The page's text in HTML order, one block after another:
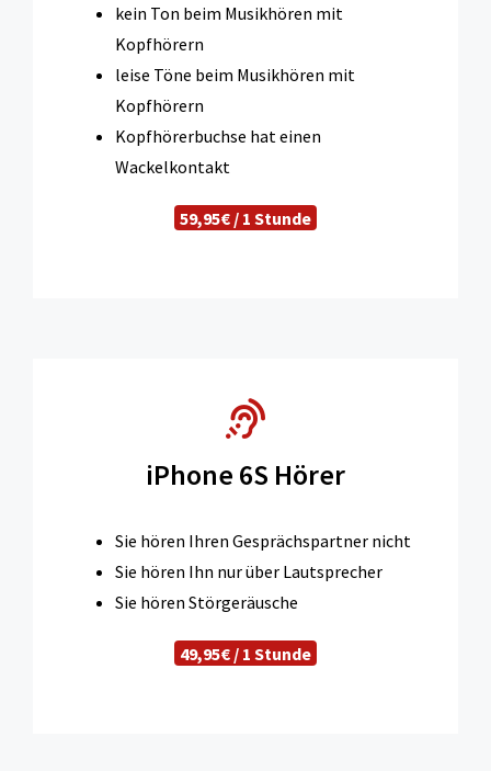
kein Ton beim Musikhören mit
Kopfhörern
leise Töne beim Musikhören mit
Kopfhörern
Kopfhörerbuchse hat einen
Wackelkontakt
59,95€ / 1 Stunde
iPhone 6S Hörer
Sie hören Ihren Gesprächspartner nicht
Sie hören Ihn nur über Lautsprecher
Sie hören Störgeräusche
49,95€ / 1 Stunde